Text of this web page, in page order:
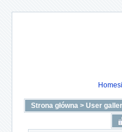
Strona główna > User